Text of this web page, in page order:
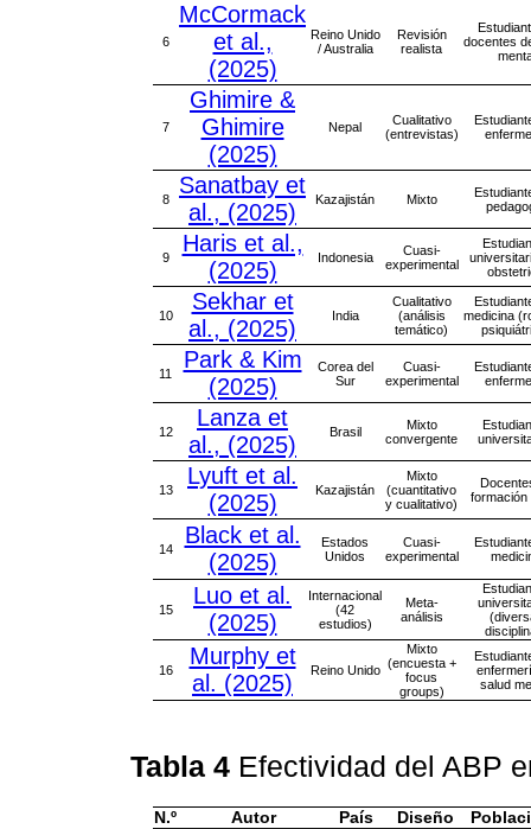
6
McCormack
et al.,
(2025)
Reino Unido
/ Australia
Revisión
realista
docentes
7
Ghimire &
Ghimire
(2025)
Nepal
Cualitativo
(entrevistas)
8
Sanatbay et
al., (2025)
Kazajistán Mixto
9
Haris et al.,
(2025)
Indonesia
Cuasi-
experimental
10
Sekhar et
al., (2025)
India
Cualitativo
(análisis
temático)
medicina
11
Park & Kim
(2025)
Corea del
Sur
Cuasi-
experimental
12
Lanza et
al., (2025)
Brasil
Mixto
convergente
13
Lyuft et al.
(2025)
Kazajistán
Mixto
(cuantitativo
y cualitativo)
formación
14
Black et al.
(2025)
Estados
Unidos
Cuasi-
experimental
15
Luo et al.
(2025)
Internacional
(42
estudios)
Meta-
análisis
16
Murphy et
al. (2025)
Reino Unido
Mixto
(encuesta +
focus
groups)
salud
Tabla 4 Efectividad del ABP
N.º Autor País Diseño